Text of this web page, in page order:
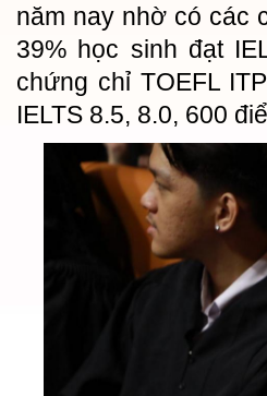
năm nay nhờ có các
39% học sinh đạt
chứng chỉ TOEFL
IELTS 8.5, 8.0, 600